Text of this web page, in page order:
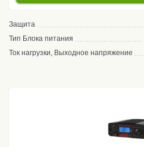
Защита
Тип Блока питания
Ток нагрузки, Выходное напряжение